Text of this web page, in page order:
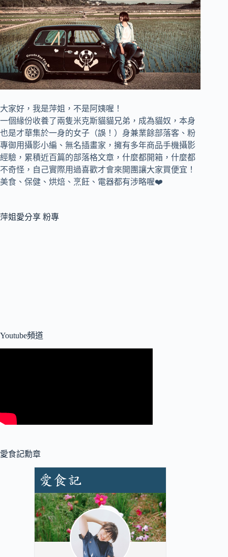
大家好，我是萍姐，不是阿姨喔！
一個緣份收養了兩隻米克斯貓貓兄弟，成為貓奴， 本身
也是才華集於一身的女子（誤！）身兼業餘部落客、 粉
專御用攝影小編、 無名插畫家， 擁有多年商品手機攝影
經驗，累積近百篇的部落格文章， 什麼都開箱，什麼都
不奇怪，自己實際用過喜歡才會來開團讓大家買便宜！
美食、保健、烘焙、烹飪、電器都有涉略喔❤️
萍姐愛分享 粉專
Youtube頻道
愛食記勳章